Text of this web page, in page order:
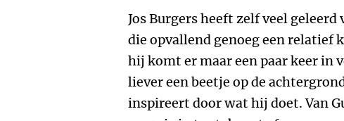
Jos Burgers heeft zelf veel
die opvallend genoeg een relatief
hij komt er maar een paar keer in
liever een beetje op de
inspireert door wat hij doet. Van